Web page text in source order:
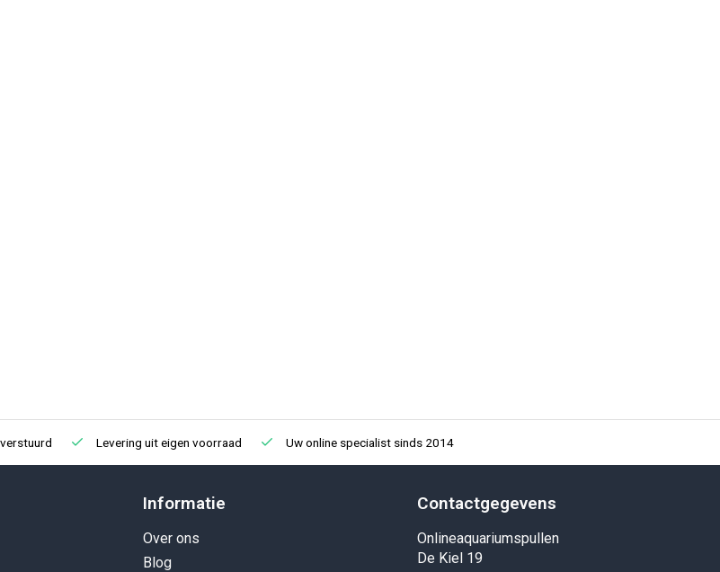
Levering uit eigen voorraad Uw online specialist sinds 2014
Informatie
Over ons
Blog
Contactgegevens
Onlineaquariumspullen
De Kiel 19